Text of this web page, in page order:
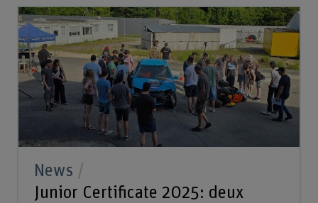
News
Junior Certificate 2025: deux